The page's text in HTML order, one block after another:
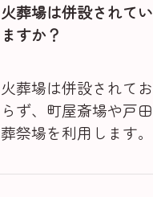
火葬場は併設されてい
ますか？
火葬場は併設されてお
らず、町屋斎場や戸田
葬祭場を利用します。